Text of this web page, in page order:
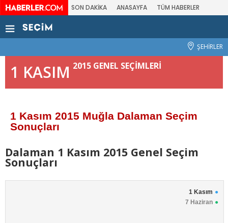
SON DAKİKA ANASAYFA TÜM HABERLER
ŞEHİRLER
1 KASIM 2015 GENEL SEÇİMLERİ
1 Kasım 2015 Muğla Dalaman Seçim
Sonuçları
Dalaman 1 Kasım 2015 Genel Seçim
Sonuçları
1 Kasım
7 Haziran